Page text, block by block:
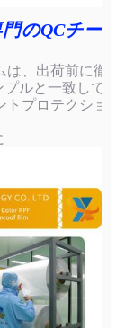
のQCチー
は、出荷前に徹
ルと一致して
トプロテクショ